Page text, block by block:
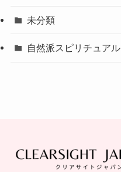
未分類
自然派スピリチュアル